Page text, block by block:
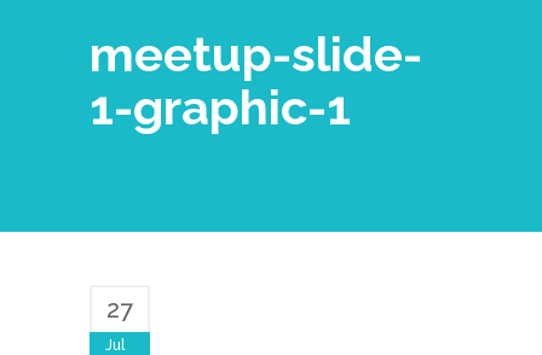
meetup-slide-
1-graphic-1
27
Jul